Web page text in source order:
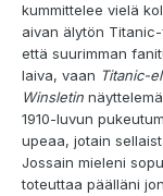
kummittelee vielä
aivan älytön
että suurimman
laiva, vaan Titanic-
Winsletin
1910-luvun
upeaa, jotain
Jossain mieleni
toteuttaa päälläni